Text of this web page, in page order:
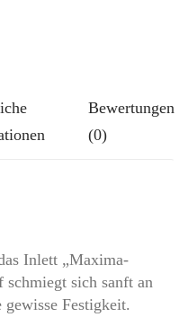
Bewertungen
(0)
Inlett „Maxima-
sich sanft an
Festigkeit.